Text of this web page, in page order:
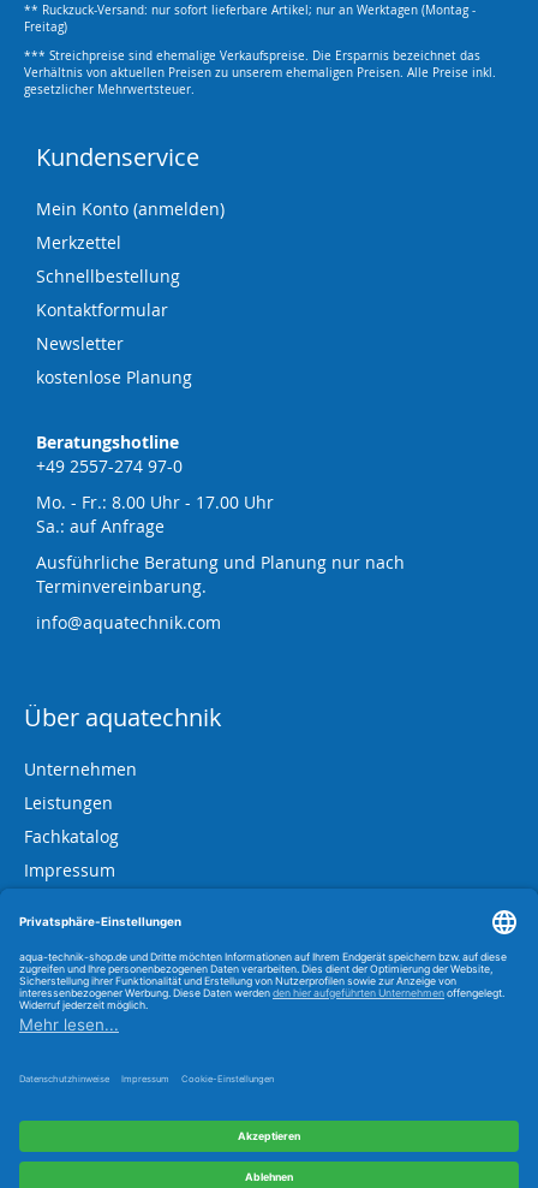
** Ruckzuck-Versand: nur sofort lieferbare Artikel; nur an Werktagen (Montag -
Freitag)
*** Streichpreise sind ehemalige Verkaufspreise. Die Ersparnis bezeichnet das
Verhältnis von aktuellen Preisen zu unserem ehemaligen Preisen. Alle Preise inkl.
gesetzlicher Mehrwertsteuer.
Kundenservice
Mein Konto (anmelden)
Merkzettel
Schnellbestellung
Kontaktformular
Newsletter
kostenlose Planung
Beratungshotline
+49 2557-274 97-0
Mo. - Fr.: 8.00 Uhr - 17.00 Uhr
Sa.: auf Anfrage
Ausführliche Beratung und Planung nur nach
Terminvereinbarung.
info@aquatechnik.com
Über aquatechnik
Unternehmen
Leistungen
Fachkatalog
Impressum
Widerrufsbelehrung
Information zum BattG
Link zur OS-Plattform
Vertrag widerrufen